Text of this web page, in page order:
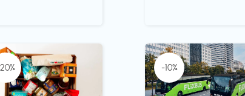
-10%